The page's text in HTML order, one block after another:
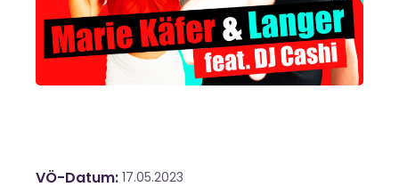
VÖ-Datum 17.05.2023